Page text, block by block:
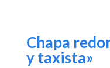
Chapa
y taxista»